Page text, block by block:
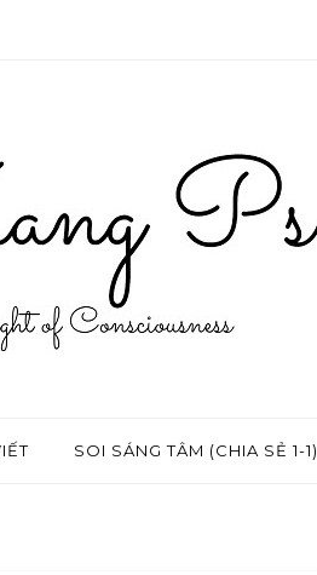
SOI SÁNG TÂM (CHIA SẺ 1-1)